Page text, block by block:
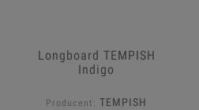
Longboard TEMPISH
Indigo
Producent: TEMPISH